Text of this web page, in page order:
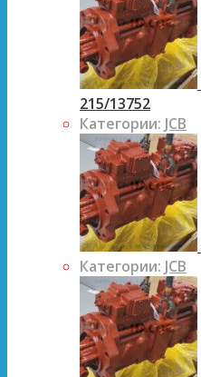
215/13752
Категории: JCB
Категории: JCB